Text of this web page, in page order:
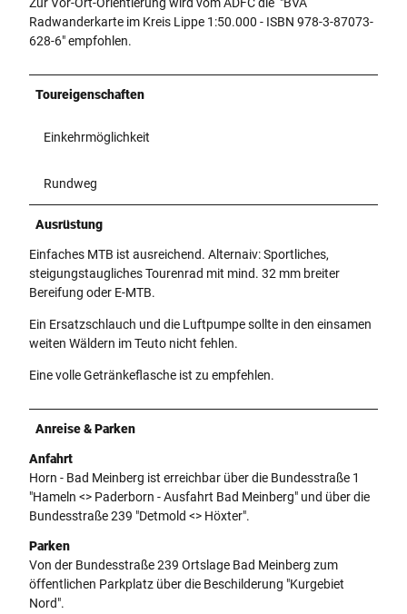
Radwanderkarte im Kreis Lippe 1:50.000 - ISBN 978-3-87073-
628-6" empfohlen.
Toureigenschaften
Einkehrmöglichkeit
Rundweg
Ausrüstung
Einfaches MTB ist ausreichend. Alternaiv: Sportliches,
steigungstaugliches Tourenrad mit mind. 32 mm breiter
Bereifung oder E-MTB.
Ein Ersatzschlauch und die Luftpumpe sollte in den einsamen
weiten Wäldern im Teuto nicht fehlen.
Eine volle Getränkeflasche ist zu empfehlen.
Anreise & Parken
Anfahrt
Horn - Bad Meinberg ist erreichbar über die Bundesstraße 1
"Hameln <> Paderborn - Ausfahrt Bad Meinberg" und über die
Bundesstraße 239 "Detmold <> Höxter".
Parken
Von der Bundesstraße 239 Ortslage Bad Meinberg zum
öffentlichen Parkplatz über die Beschilderung "Kurgebiet
Nord".